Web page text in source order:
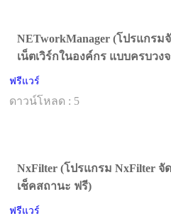
NETworkManager (โปรแกรม
เน็ตเวิร์กในองค์กร แบบครบวง
ฟรีแวร์
ดาวน์โหลด : 5
NxFilter (โปรแกรม NxFilter จั
เช็คสถานะ ฟรี)
ฟรีแวร์